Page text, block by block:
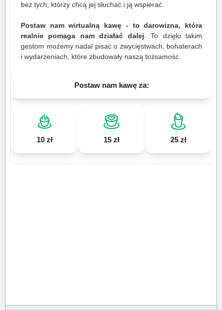
bez tych, którzy chcą jej słuchać i ją wspierać.
Postaw nam wirtualną kawę - to darowizna, która
realnie pomaga nam działać dalej . To dzięki takim
gestom możemy nadal pisać o zwycięstwach, bohaterach
i wydarzeniach, które zbudowały naszą tożsamość.
Postaw nam kawę za:
10 zł 15 zł 25 zł